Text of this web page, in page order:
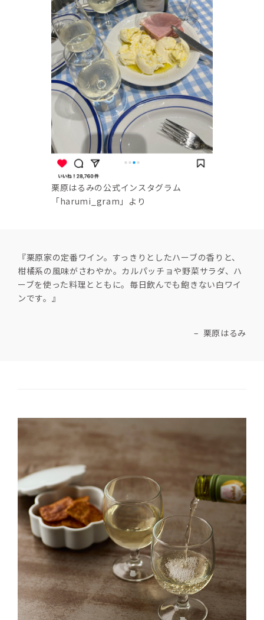
栗原はるみの公式インスタグラム
「harumi_gram」より
『栗原家の定番ワイン。すっきりとしたハーブの香りと、
柑橘系の風味がさわやか。カルパッチョや野菜サラダ、ハ
ーブを使った料理とともに。毎日飲んでも飽きない白ワイ
ンです。』
–  栗原はるみ